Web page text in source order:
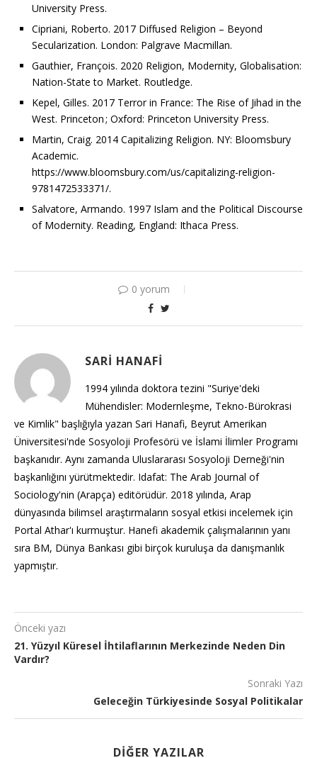
University Press.
Cipriani, Roberto. 2017 Diffused Religion – Beyond
Secularization. London: Palgrave Macmillan.
Gauthier, François. 2020 Religion, Modernity, Globalisation:
Nation-State to Market. Routledge.
Kepel, Gilles. 2017 Terror in France: The Rise of Jihad in the
West. Princeton ; Oxford: Princeton University Press.
Martin, Craig. 2014 Capitalizing Religion. NY: Bloomsbury
Academic.
https://www.bloomsbury.com/us/capitalizing-religion-
9781472533371/.
Salvatore, Armando. 1997 Islam and the Political Discourse
of Modernity. Reading, England: Ithaca Press.
0 yorum
SARI HANAFI
1994 yılında doktora tezini "Suriye'deki
Mühendisler: Modernleşme, Tekno-Bürokrasi
ve Kimlik" başlığıyla yazan Sari Hanafi, Beyrut Amerikan
Üniversitesi'nde Sosyoloji Profesörü ve İslami İlimler Programı
başkanıdır. Aynı zamanda Uluslararası Sosyoloji Derneği'nin
başkanlığını yürütmektedir. Idafat: The Arab Journal of
Sociology'nin (Arapça) editörüdür. 2018 yılında, Arap
dünyasında bilimsel araştırmaların sosyal etkisi incelemek için
Portal Athar'ı kurmuştur. Hanefi akademik çalışmalarının yanı
sıra BM, Dünya Bankası gibi birçok kuruluşa da danışmanlık
yapmıştır.
Önceki yazı
21. Yüzyıl Küresel İhtilaflarının Merkezinde Neden Din
Vardır?
Sonraki Yazı
Geleceğin Türkiyesinde Sosyal Politikalar
DIĞER YAZILAR